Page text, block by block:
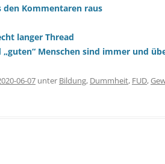
den Kommentaren raus
langer Thread
„guten“ Menschen sind immer und
06-07 unter Bildung, Dummheit, FUD,